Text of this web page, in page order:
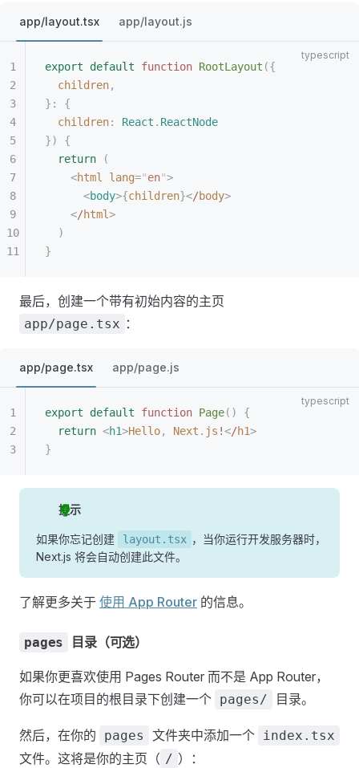
app/layout.tsx app/layout.js
export default function RootLayout ({
  children
,
}: {
  children
: React . ReactNode
})
{
  return
(
    <
html lang="en">
      <
body>{children}</body>
    <
/html>
  )
}
最后，创建一个带有初始内容的主页
app/page.tsx ：
app/page.tsx app/page.js
export default function Page()
{
  return
<h1>Hello, Next . js !</h1>
}
提示
如果你忘记创建 layout.tsx ，当你运行开发服务器时，
Next.js 将会自动创建此文件。
了解更多关于 使用 App Router 的信息。
pages 目录（可选）
如果你更喜欢使用 Pages Router 而不是 App Router，
你可以在项目的根目录下创建一个 pages/ 目录。
然后，在你的 pages 文件夹中添加一个 index.tsx
文件。这将是你的主页（ / ）：